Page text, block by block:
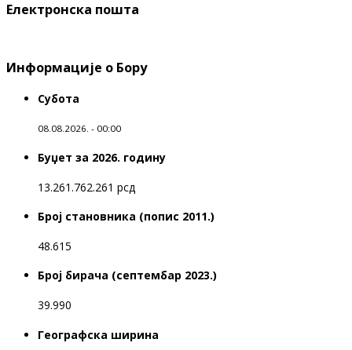
Електронска пошта
Информације о Бору
Субота
08.08.2026. - 00:00
Буџет за 2026. годину
13.261.762.261 рсд
Број становника (попис 2011.)
48.615
Број бирача (септембар 2023.)
39.990
Географска ширина